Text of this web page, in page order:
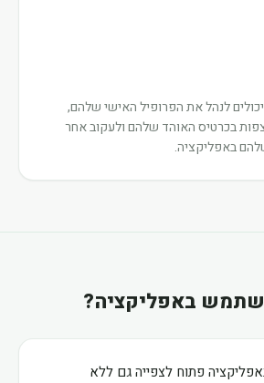
לנהל את הפרופיל האישי שלהם,
בכרטיס האוהד שלהם ולעקוב אחר
באפליקציה.
באפליקציה?
פתוח לצפייה גם ללא